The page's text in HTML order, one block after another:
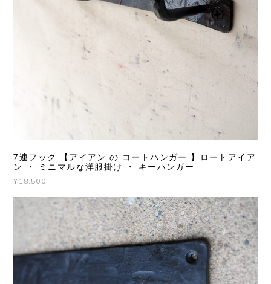
7連フック 【アイアン の コートハンガー 】ロートアイア
ン ・ ミニマルな洋服掛け ・ キーハンガー
¥18,500